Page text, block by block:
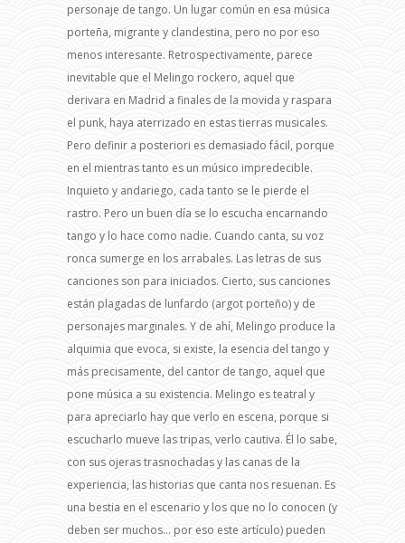
personaje de tango. Un lugar común en esa música
porteña, migrante y clandestina, pero no por eso
menos interesante. Retrospectivamente, parece
inevitable que el Melingo rockero, aquel que
derivara en Madrid a finales de la movida y raspara
el punk, haya aterrizado en estas tierras musicales.
Pero definir a posteriori es demasiado fácil, porque
en el mientras tanto es un músico impredecible.
Inquieto y andariego, cada tanto se le pierde el
rastro. Pero un buen día se lo escucha encarnando
tango y lo hace como nadie. Cuando canta, su voz
ronca sumerge en los arrabales. Las letras de sus
canciones son para iniciados. Cierto, sus canciones
están plagadas de lunfardo (argot porteño) y de
personajes marginales. Y de ahí, Melingo produce la
alquimia que evoca, si existe, la esencia del tango y
más precisamente, del cantor de tango, aquel que
pone música a su existencia. Melingo es teatral y
para apreciarlo hay que verlo en escena, porque si
escucharlo mueve las tripas, verlo cautiva. Él lo sabe,
con sus ojeras trasnochadas y las canas de la
experiencia, las historias que canta nos resuenan. Es
una bestia en el escenario y los que no lo conocen (y
deben ser muchos… por eso este artículo) pueden